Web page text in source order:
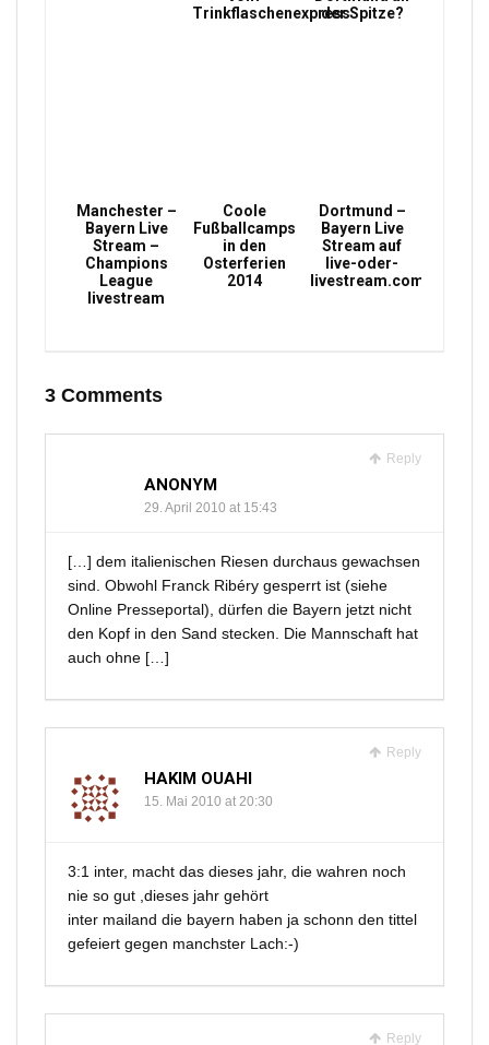
Trinkflaschenexpressder Spitze?
Manchester –
Bayern Live
Stream –
Champions
League
livestream
Coole
Fußballcamps
in den
Osterferien
2014
Dortmund –
Bayern Live
Stream auf
live-oder-
livestream.com
3 Comments
Reply
ANONYM
29. April 2010 at 15:43
[…] dem italienischen Riesen durchaus gewachsen
sind. Obwohl Franck Ribéry gesperrt ist (siehe
Online Presseportal), dürfen die Bayern jetzt nicht
den Kopf in den Sand stecken. Die Mannschaft hat
auch ohne […]
Reply
HAKIM OUAHI
15. Mai 2010 at 20:30
3:1 inter, macht das dieses jahr, die wahren noch
nie so gut ,dieses jahr gehört
inter mailand die bayern haben ja schonn den tittel
gefeiert gegen manchster Lach:-)
Reply